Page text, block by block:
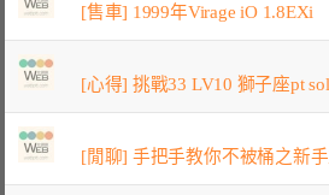
[售車] 1999年Virage iO 1.8EXi
[心得] 挑戰33 LV10 獅子座pt
[閒聊] 手把手教你不被桶之新